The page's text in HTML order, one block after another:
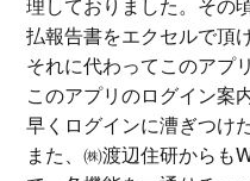
理しておりました。その
払報告書をエクセルで頂
それに代わってこのアプ
このアプリのログイン案
早くログインに漕ぎつけ
また、㈱渡辺住研からも